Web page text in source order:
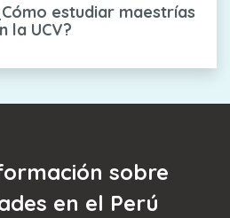
estudiar maestrías
la UCV?
sobre
en el Perú